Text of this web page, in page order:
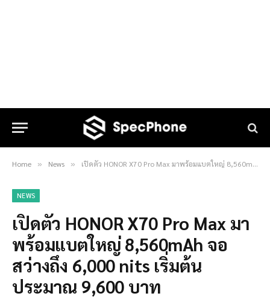
Home » News » เปิดตัว HONOR X70 Pro Max มาพร้อมแบตใหญ่ 8,560mAh จอสว่างถึง 6,000 nits เริ่มต้นประมาณ 9,600 บาท
NEWS
เปิดตัว HONOR X70 Pro Max มา
พร้อมแบตใหญ่ 8,560mAh จอ
สว่างถึง 6,000 nits เริ่มต้น
ประมาณ 9,600 บาท